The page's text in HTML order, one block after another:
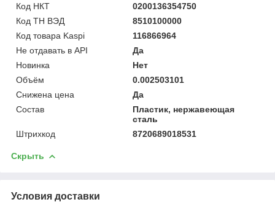
Код НКТ
0200136354750
Код ТН ВЭД
8510100000
Код товара Kaspi
116866964
Не отдавать в API
Да
Новинка
Нет
Объём
0.002503101
Снижена цена
Да
Состав
Пластик, нержавеющая
сталь
Штрихкод
8720689018531
Скрыть
Условия доставки